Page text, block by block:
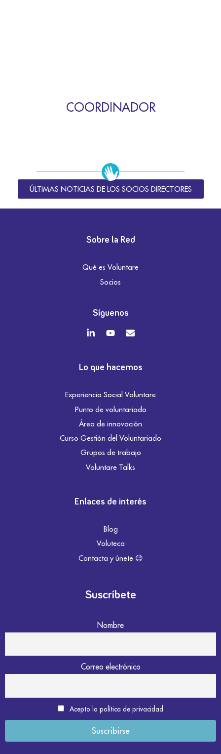
COORDINADOR
ÚLTIMAS NOTICIAS DE LOS SOCIOS DIRECTORES
Sobre la Red
Qué es Voluntare
Socios
Síguenos
Lo que hacemos
Experiencia Social Voluntare
Punto de voluntariado
Área de innovación
Curso Gestión del Voluntariado
Grupos de trabajo
Voluntare Talks
Enlaces de interés
Blog
Voluteca
Contacta y únete 😉
Suscríbete
Nombre
Correo electrónico
Acepto la política de privacidad